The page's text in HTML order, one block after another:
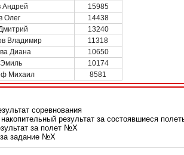
Андрей
15985
Олег
14438
13240
Владимир
11318
Диана
10650
10174
Михаил 8581
соревнования
результат за состоявшиеся
за полет №Х
за задание №Х